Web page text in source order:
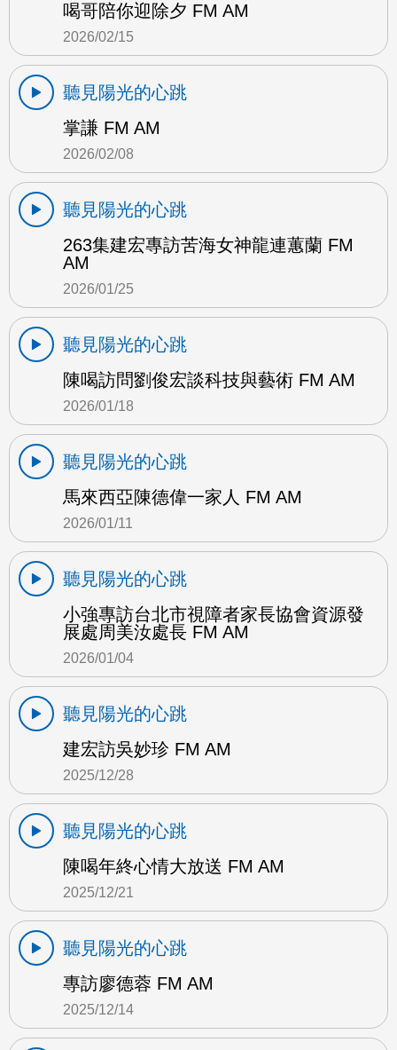
喝哥陪你迎除夕 FM AM
2026/02/15
聽見陽光的心跳
掌謙 FM AM
2026/02/08
聽見陽光的心跳
263集建宏專訪苦海女神龍連蕙蘭 FM
AM
2026/01/25
聽見陽光的心跳
陳喝訪問劉俊宏談科技與藝術 FM AM
2026/01/18
聽見陽光的心跳
馬來西亞陳德偉一家人 FM AM
2026/01/11
聽見陽光的心跳
小強專訪台北市視障者家長協會資源發
展處周美汝處長 FM AM
2026/01/04
聽見陽光的心跳
建宏訪吳妙珍 FM AM
2025/12/28
聽見陽光的心跳
陳喝年終心情大放送 FM AM
2025/12/21
聽見陽光的心跳
專訪廖德蓉 FM AM
2025/12/14